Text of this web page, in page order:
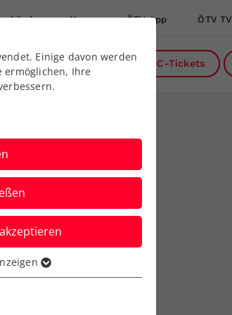
News ÖTV App ÖTV TV
Über uns DC-Tickets
mit
Spaniens
Einige davon werden
ermöglichen, Ihre
Funktionen der
dass die Webseite